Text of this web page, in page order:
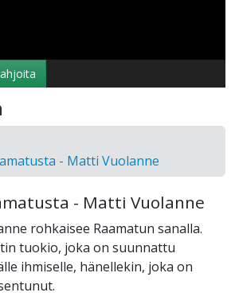
- Matti Vuolanne
- Matti Vuolanne
rohkaisee Raamatun sanalla.
tuokio, joka on suunnattu
ihmiselle, hänellekin, joka on